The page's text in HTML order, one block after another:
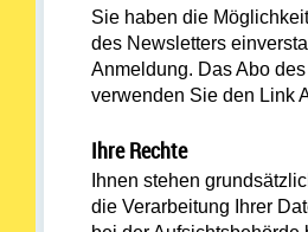
Sie haben die
des Newsletters
Anmeldung. Das Abo
verwenden Sie den Link
Ihre Rechte
Ihnen stehen
die Verarbeitung Ihrer